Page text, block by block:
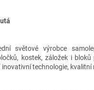
světové výrobce
kostek, záložek i bloků
inovativní technologie, kvalitní